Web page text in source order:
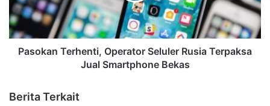
Pasokan Terhenti, Operator Seluler Rusia Terpaksa
Jual Smartphone Bekas
Berita Terkait